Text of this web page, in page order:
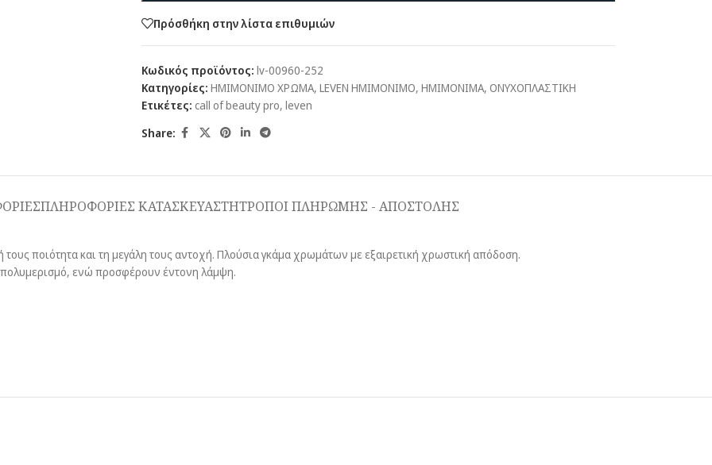
Πρόσθήκη στην λίστα επιθυμιών
Κωδικός προϊόντος: lv-00960-252
Κατηγορίες: ΗΜΙΜΟΝΙΜΟ ΧΡΩΜΑ, LEVEN ΗΜΙΜΟΝΙΜΟ, ΗΜΙΜΟΝΙΜΑ, ΟΝΥΧΟΠΛΑΣΤΙΚΗ
Ετικέτες: call of beauty pro, leven
Share:
ΠΛΗΡΟΦΟΡΙΕΣ ΚΑΤΑΣΚΕΥΑΣΤΗΤΡΟΠΟΙ ΠΛΗΡΩΜΗΣ - ΑΠΟΣΤΟΛΗΣ
ποιότητα και τη μεγάλη τους αντοχή. Πλούσια γκάμα χρωμάτων με εξαιρετική χρωστική απόδοση.
ενώ προσφέρουν έντονη λάμψη.